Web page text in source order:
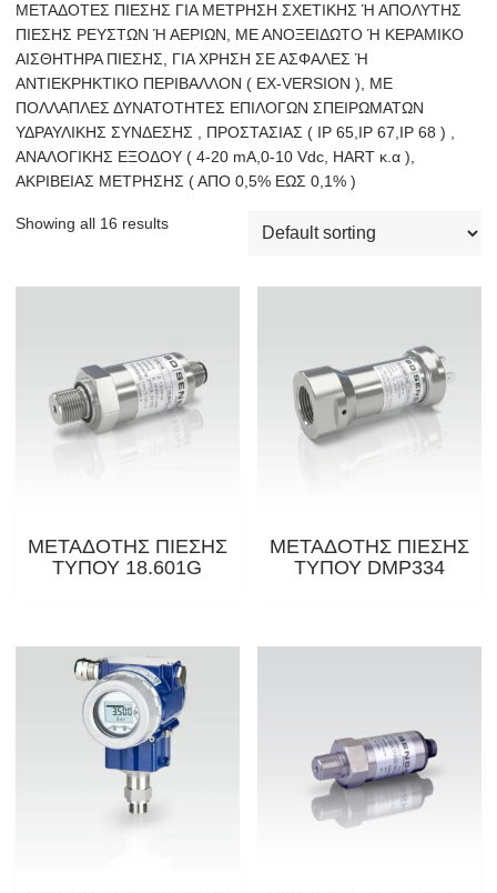
ΜΕΤΑΔΟΤΕΣ ΠΙΕΣΗΣ ΓΙΑ ΜΕΤΡΗΣΗ ΣΧΕΤΙΚΗΣ Ή ΑΠΟΛΥΤΗΣ
ΠΙΕΣΗΣ ΡΕΥΣΤΩΝ Ή ΑΕΡΙΩΝ, ΜΕ ΑΝΟΞΕΙΔΩΤΟ Ή ΚΕΡΑΜΙΚΟ
ΑΙΣΘΗΤΗΡΑ ΠΙΕΣΗΣ, ΓΙΑ ΧΡΗΣΗ ΣΕ ΑΣΦΑΛΕΣ Ή
ΑΝΤΙΕΚΡΗΚΤΙΚΟ ΠΕΡΙΒΑΛΛΟΝ ( EX-VERSION ), ΜΕ
ΠΟΛΛΑΠΛΕΣ ΔΥΝΑΤΟΤΗΤΕΣ ΕΠΙΛΟΓΩΝ ΣΠΕΙΡΩΜΑΤΩΝ
ΥΔΡΑΥΛΙΚΗΣ ΣΥΝΔΕΣΗΣ , ΠΡΟΣΤΑΣΙΑΣ ( ΙΡ 65,ΙΡ 67,ΙΡ 68 ) ,
ΑΝΑΛΟΓΙΚΗΣ ΕΞΟΔΟΥ ( 4-20 mA,0-10 Vdc, HART κ.α ),
ΑΚΡΙΒΕΙΑΣ ΜΕΤΡΗΣΗΣ ( ΑΠΟ 0,5% ΕΩΣ 0,1% )
Showing all 16 results
ΜΕΤΑΔΟΤΗΣ ΠΙΕΣΗΣ
ΤΥΠΟΥ 18.601G
ΜΕΤΑΔΟΤΗΣ ΠΙΕΣΗΣ
ΤΥΠΟΥ DMP334